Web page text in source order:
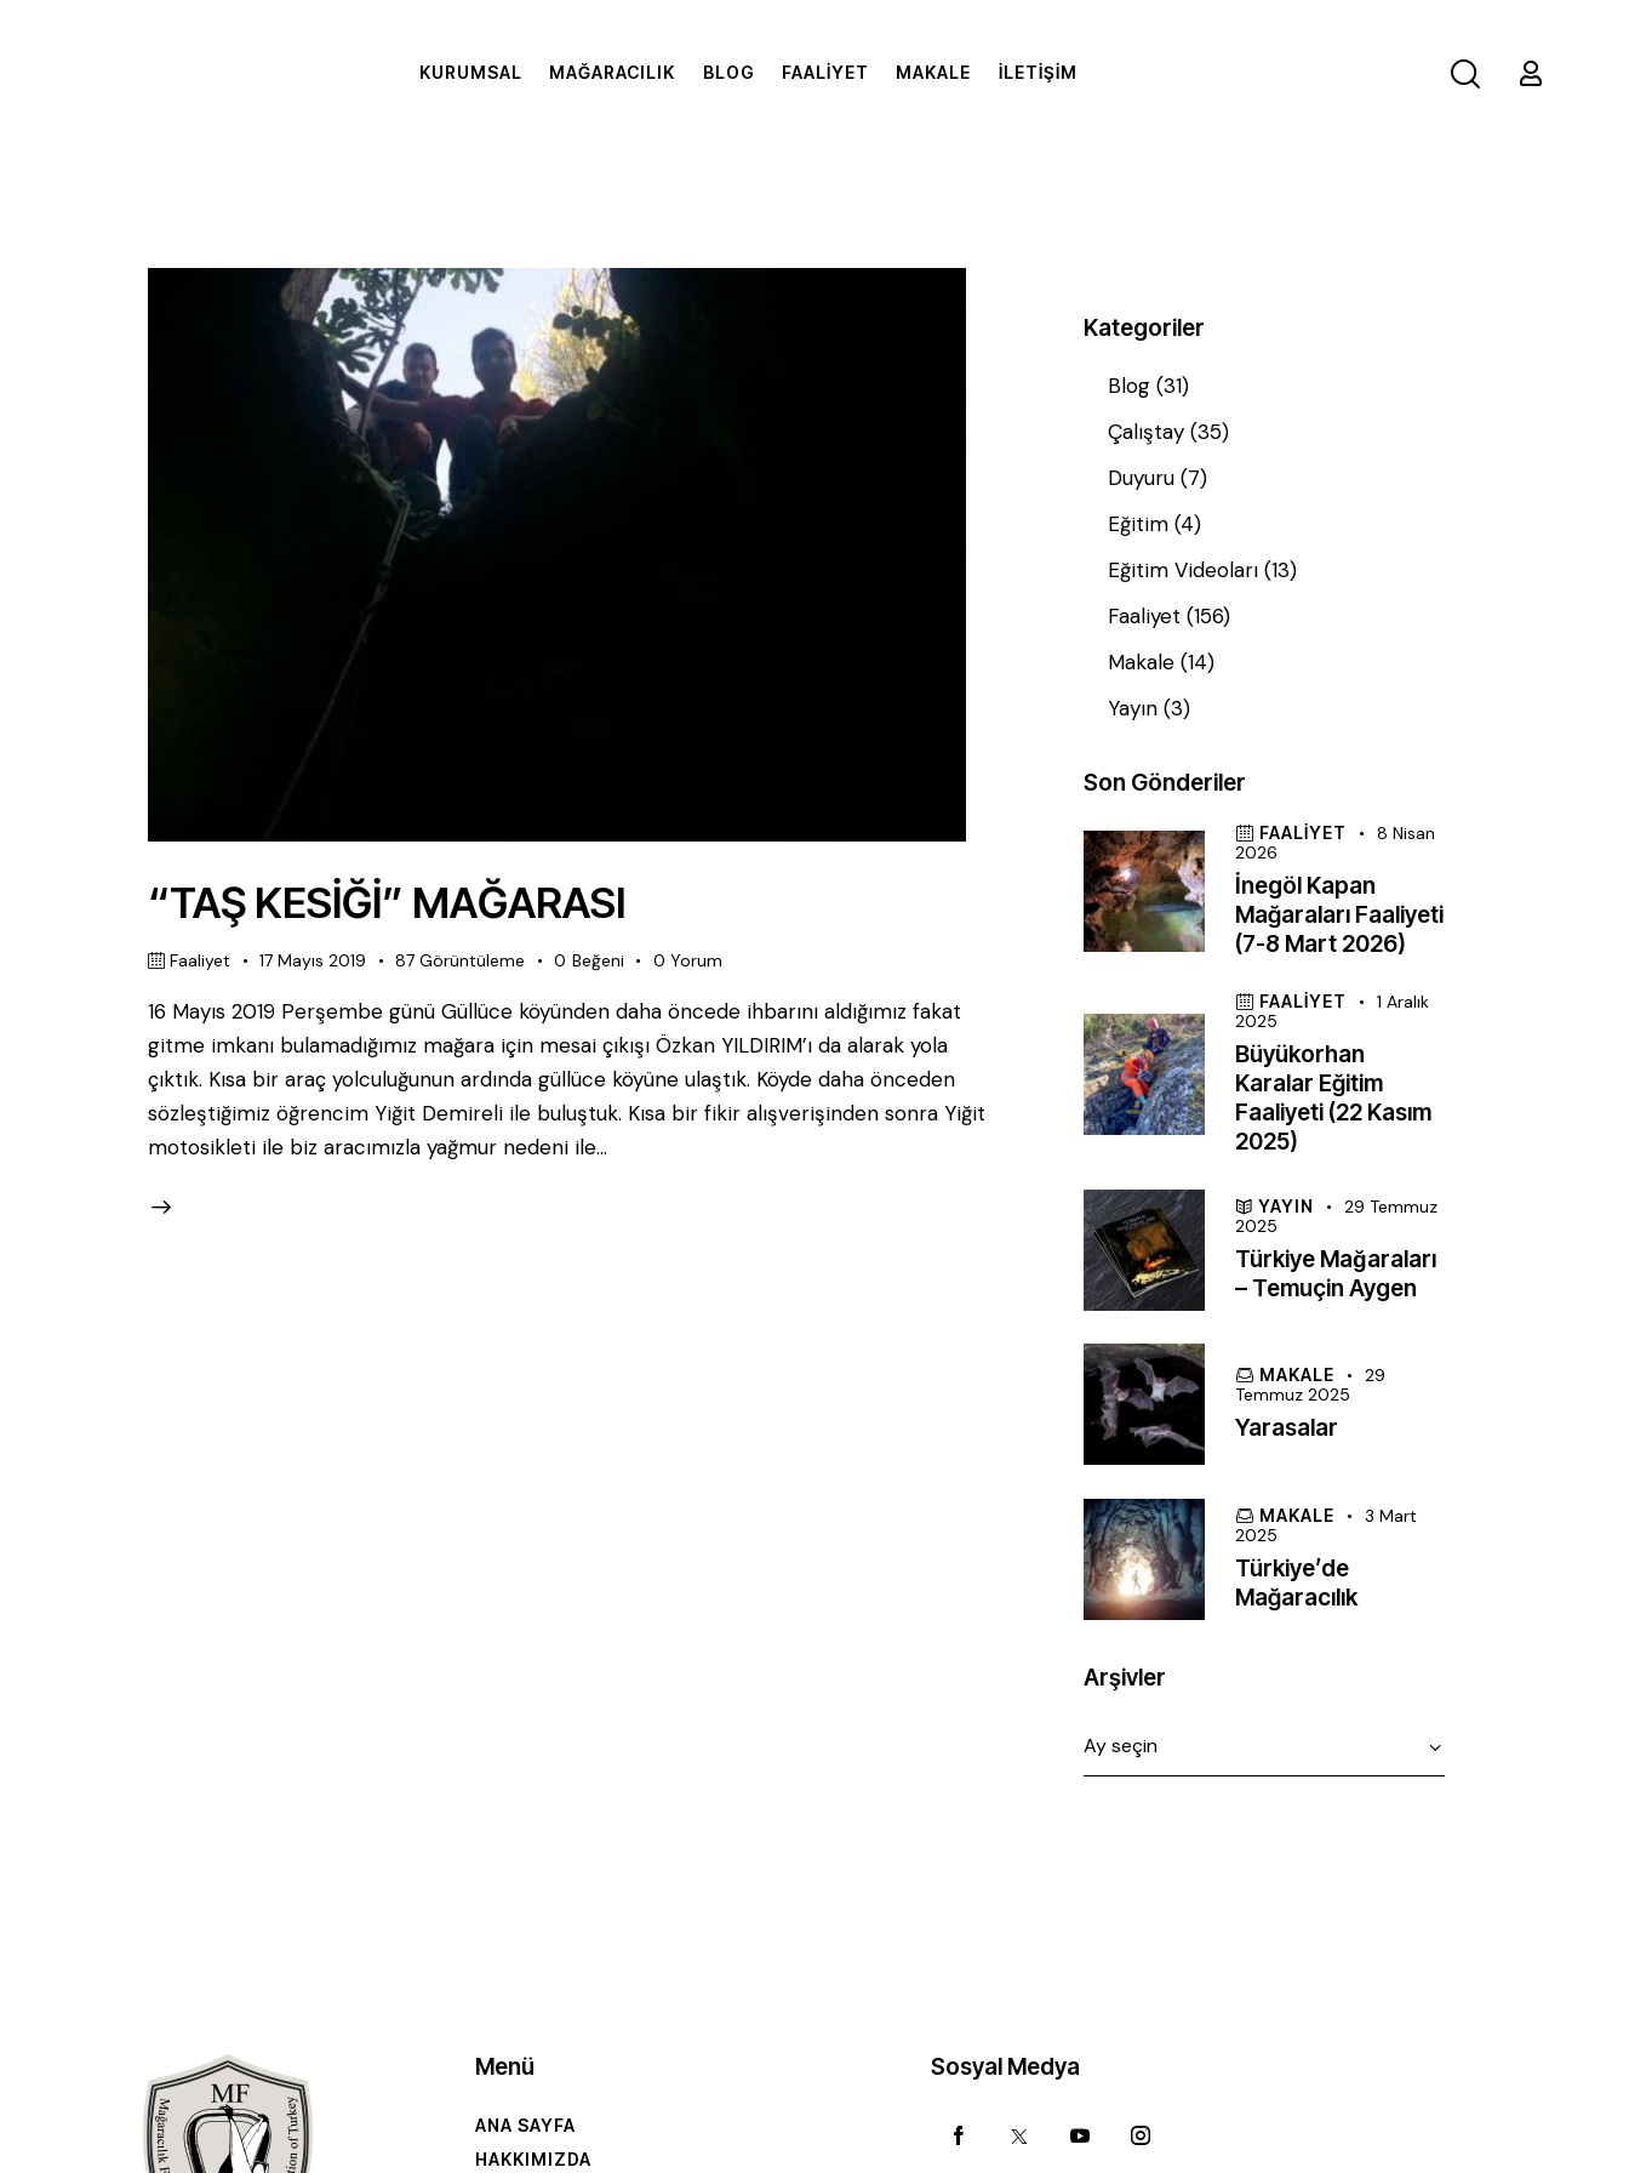
KURUMSAL MAĞARACILIK BLOG FAALIYET MAKALE İLETIŞIM
“TAŞ KESİĞİ” MAĞARASI
Faaliyet 17 Mayıs 2019 87 Görüntüleme 0 Beğeni 0 Yorum
16 Mayıs 2019 Perşembe günü Güllüce köyünden daha öncede ihbarını aldığımız fakat
gitme imkanı bulamadığımız mağara için mesai çıkışı Özkan YILDIRIM’ı da alarak yola
çıktık. Kısa bir araç yolculuğunun ardında güllüce köyüne ulaştık. Köyde daha önceden
sözleştiğimiz öğrencim Yiğit Demireli ile buluştuk. Kısa bir fikir alışverişinden sonra Yiğit
motosikleti ile biz aracımızla yağmur nedeni ile…
Kategoriler
Blog (31)
Çalıştay (35)
Duyuru (7)
Eğitim (4)
Eğitim Videoları (13)
Faaliyet (156)
Makale (14)
Yayın (3)
Son Gönderiler
FAALIYET
8 Nisan
2026
İnegöl Kapan
Mağaraları Faaliyeti
(7-8 Mart 2026)
FAALIYET
1 Aralık
2025
Büyükorhan
Karalar Eğitim
Faaliyeti (22 Kasım
2025)
YAYIN
29 Temmuz
2025
Türkiye Mağaraları
– Temuçin Aygen
MAKALE
29
Temmuz 2025
Yarasalar
MAKALE
3 Mart
2025
Türkiye’de
Mağaracılık
Arşivler
Menü
ANA SAYFA
HAKKIMIZDA
Sosyal Medya